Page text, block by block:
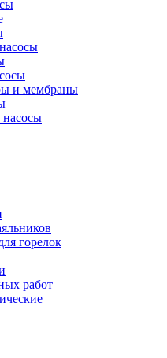
и мембраны
горелок
работ